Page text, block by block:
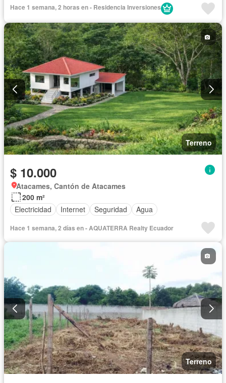
Hace 1 semana, 2 horas en - Residencia Inversiones
Terreno
$ 10.000
Atacames, Cantón de Atacames
200 m²
Electricidad
Internet Seguridad Agua
Hace 1 semana, 2 días en - AQUATERRA Realty Ecuador
Terreno